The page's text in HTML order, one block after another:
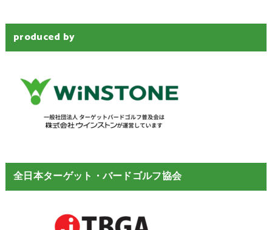
produced by
全日本ターゲット・バードゴルフ協会